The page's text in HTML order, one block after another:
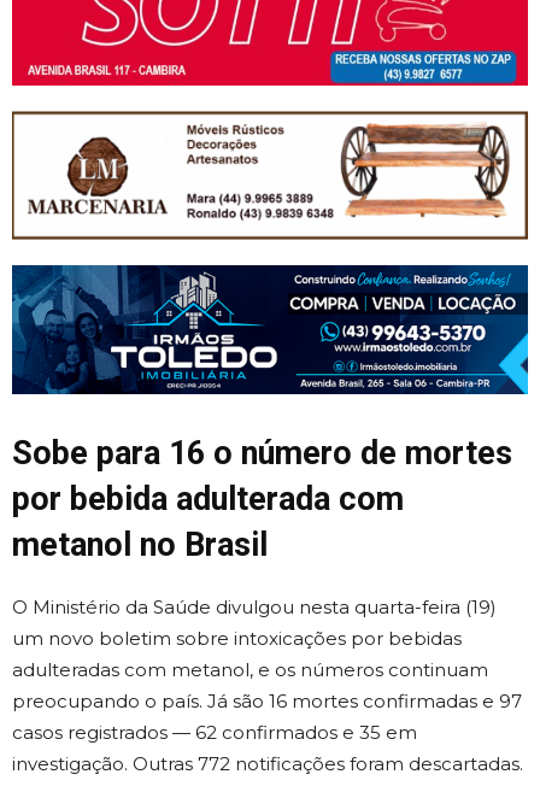
Sobe para 16 o número de mortes
por bebida adulterada com
metanol no Brasil
O Ministério da Saúde divulgou nesta quarta-feira (19)
um novo boletim sobre intoxicações por bebidas
adulteradas com metanol, e os números continuam
preocupando o país. Já são 16 mortes confirmadas e 97
casos registrados — 62 confirmados e 35 em
investigação. Outras 772 notificações foram descartadas.